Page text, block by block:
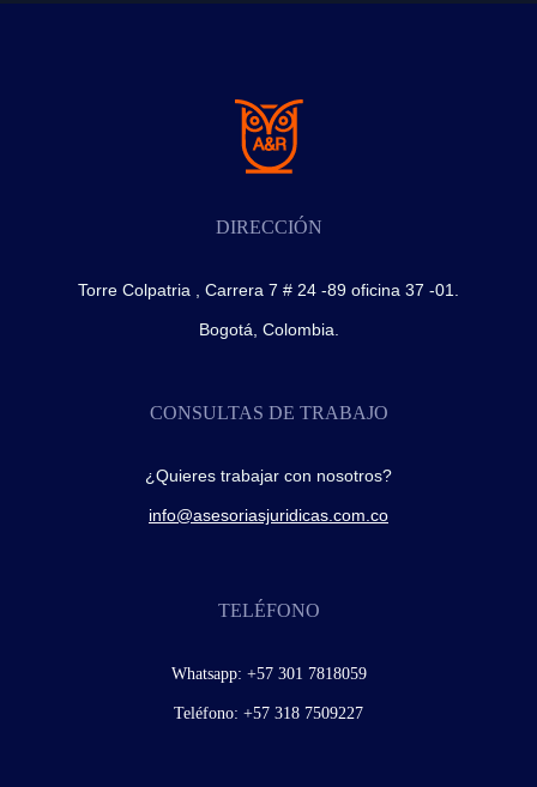
DIRECCIÓN
Torre Colpatria , Carrera 7 # 24 -89 oficina 37 -01.
Bogotá, Colombia.
CONSULTAS DE TRABAJO
¿Quieres trabajar con nosotros?
info@asesoriasjuridicas.com.co
TELÉFONO
Whatsapp: +57 301 7818059
Teléfono: +57 318 7509227